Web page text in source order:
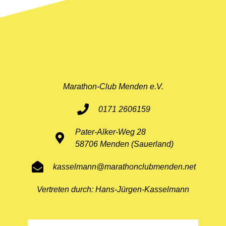
Marathon-Club Menden e.V.
0171 2606159
Pater-Alker-Weg 28
58706 Menden (Sauerland)
kasselmann@marathonclubmenden.net
Vertreten durch: Hans-Jürgen-Kasselmann